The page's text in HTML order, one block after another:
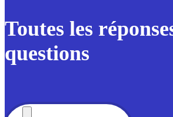
Toutes les
questions